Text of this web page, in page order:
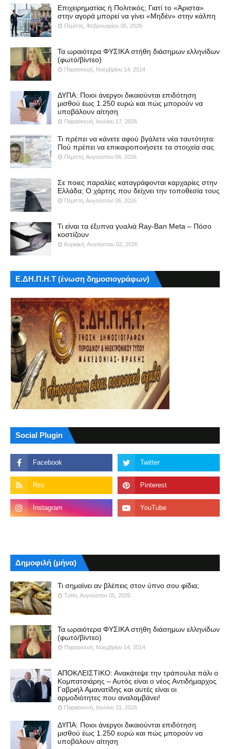
Επιχειρηματίας ή Πολιτικός; Γιατί το «Άριστα»
στην αγορά μπορεί να γίνει «Μηδέν» στην κάλπη
Πέμπτη, Φεβρουαρίου 05, 2026
Τα ωραιότερα ΦΥΣΙΚΑ στήθη διάσημων ελληνίδων
(φωτό/βίντεο)
Παρασκευή, Νοεμβρίου 14, 2014
ΔΥΠΑ: Ποιοι άνεργοι δικαιούνται επιδότηση
μισθού έως 1.250 ευρώ και πώς μπορούν να
υποβάλουν αίτηση
Παρασκευή, Ιουλίου 17, 2026
Τι πρέπει να κάνετε αφού βγάλετε νέα ταυτότητα:
Πού πρέπει να επικαιροποιήσετε τα στοιχεία σας
Πέμπτη, Αυγούστου 06, 2026
Σε ποιες παραλίες καταγράφονται καρχαρίες στην
Ελλάδα; Ο χάρτης που δείχνει την τοποθεσία τους
Πέμπτη, Αυγούστου 06, 2026
Τι είναι τα έξυπνα γυαλιά Ray-Ban Meta – Πόσο
κοστίζουν
Κυριακή, Αυγούστου 02, 2026
Ε.ΔΗ.Π.Η.Τ (ένωση δημοσιογράφων)
Social Plugin
Δημοφιλή (μήνα)
Τι σημαίνει αν βλέπεις στον ύπνο σου φίδια;
Τρίτη, Αυγούστου 05, 2025
Τα ωραιότερα ΦΥΣΙΚΑ στήθη διάσημων ελληνίδων
(φωτό/βίντεο)
Παρασκευή, Νοεμβρίου 14, 2014
ΑΠΟΚΛΕΙΣΤΙΚΟ: Ανακάτεψε την τράπουλα πάλι ο
Κομπατσιάρης – Αυτός είναι ο νέος Αντιδήμαρχος
Γαβριήλ Αμανατίδης και αυτές είναι οι
αρμοδιότητες που αναλαμβάνει!
Παρασκευή, Ιουλίου 31, 2026
ΔΥΠΑ: Ποιοι άνεργοι δικαιούνται επιδότηση
μισθού έως 1.250 ευρώ και πώς μπορούν να
υποβάλουν αίτηση